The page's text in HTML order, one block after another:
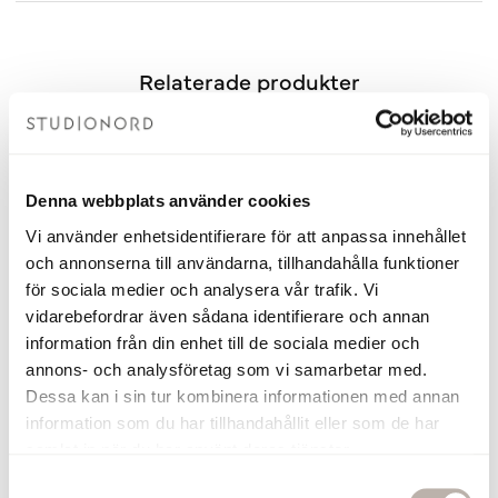
Denna webbplats använder cookies
Vi använder enhetsidentifierare för att anpassa innehållet
och annonserna till användarna, tillhandahålla funktioner
för sociala medier och analysera vår trafik. Vi
vidarebefordrar även sådana identifierare och annan
information från din enhet till de sociala medier och
annons- och analysföretag som vi samarbetar med.
Dessa kan i sin tur kombinera informationen med annan
information som du har tillhandahållit eller som de har
Relaterade produkter
Tvättställsblandare Alice Krom Tvättställsblandare Alice